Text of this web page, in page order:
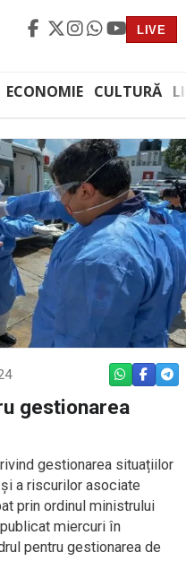
LIVE
ECONOMIE CULTURĂ
WHATSAPP
gestionarea
gestionarea situațiilor
a riscurilor asociate
prin ordinul ministrului
miercuri în
pentru gestionarea de